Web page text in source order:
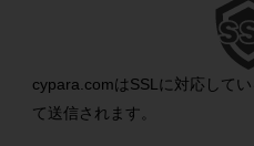
cypara.comはSSLに対応して
て送信されます。